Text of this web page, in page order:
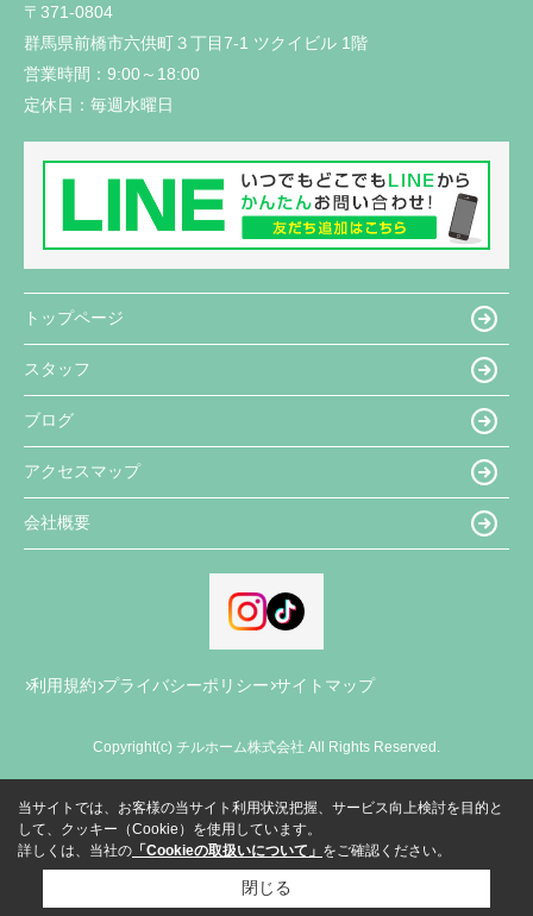
〒371-0804
群馬県前橋市六供町３丁目7-1 ツクイビル 1階
営業時間： 9:00～18:00
定休日： 毎週水曜日
トップページ
スタッフ
ブログ
アクセスマップ
会社概要
利用規約 プライバシーポリシー サイトマップ
Copyright(c) チルホーム株式会社 All Rights Reserved.
当サイトでは、お客様の当サイト利用状況把握、サービス向上検討を目的と
して、クッキー（Cookie）を使用しています。
詳しくは、当社の 「Cookieの取扱いについて」 をご確認ください。
閉じる